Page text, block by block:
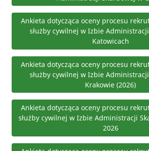
Ankieta dotycząca oceny procesu
służby cywilnej w Izbie
Katowicach
Ankieta dotycząca oceny procesu
służby cywilnej w Izbie
Krakowie (2026)
Ankieta dotycząca oceny procesu
służby cywilnej w Izbie Administracji
2026